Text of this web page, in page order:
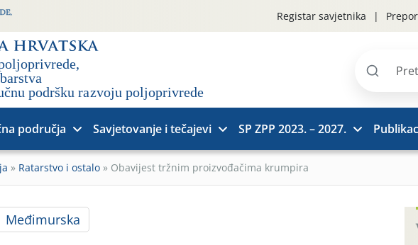
Registar savjetnika
Pretraži
područja Savjetovanje i tečajevi SP ZPP 2023. – 2027.
» Ratarstvo i ostalo » Obavijest tržnim proizvođačima krumpira
Međimurska